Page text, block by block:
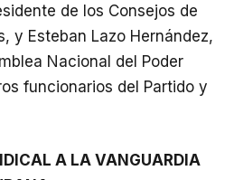
de los Consejos de
y Esteban Lazo Hernández,
Nacional del Poder
funcionarios del Partido y
A LA VANGUARDIA